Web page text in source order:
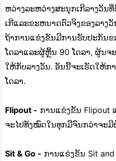
ຫວ່າງລະຫວ່າງສະນຸກເກີລາງວັນ
ເກີແລະຂະຫນາດຕົວຈິງຂອງລາງ
ຖ້າການແຂ່ງຂັນມີການຮັບປະກັນຂ
ໂດລາແລະຜູ້ຫຼິ້ນ 90 ໂດລາ, ຜູ້ນຈ
ໃຫ້ກັບລາງວັນ. ອັນນີ້ຈະເຮັດໃຫ້ກ
ໂດລາ.
Flipout - ການແຂ່ງຂັນ
ຈະໄປທັງໝົດໃນທຸກມືຈົນກວ່າຈະ
Sit & Go - ການແຂ່ງຂັນ Sit